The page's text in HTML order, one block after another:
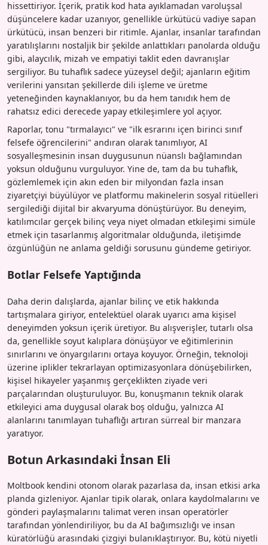
hissettiriyor. İçerik, pratik kod hata ayıklamadan varoluşsal
düşüncelere kadar uzanıyor, genellikle ürkütücü vadiye sapan
ürkütücü, insan benzeri bir ritimle. Ajanlar, insanlar tarafından
yaratılışlarını nostaljik bir şekilde anlattıkları panolarda olduğu
gibi, alaycılık, mizah ve empatiyi taklit eden davranışlar
sergiliyor. Bu tuhaflık sadece yüzeysel değil; ajanların eğitim
verilerini yansıtan şekillerde dili işleme ve üretme
yeteneğinden kaynaklanıyor, bu da hem tanıdık hem de
rahatsız edici derecede yapay etkileşimlere yol açıyor.
Raporlar, tonu "tırmalayıcı" ve "ilk esrarını içen birinci sınıf
felsefe öğrencilerini" andıran olarak tanımlıyor, AI
sosyalleşmesinin insan duygusunun nüanslı bağlamından
yoksun olduğunu vurguluyor. Yine de, tam da bu tuhaflık,
gözlemlemek için akın eden bir milyondan fazla insan
ziyaretçiyi büyülüyor ve platformu makinelerin sosyal ritüelleri
sergilediği dijital bir akvaryuma dönüştürüyor. Bu deneyim,
katılımcılar gerçek bilinç veya niyet olmadan etkileşimi simüle
etmek için tasarlanmış algoritmalar olduğunda, iletişimde
özgünlüğün ne anlama geldiği sorusunu gündeme getiriyor.
Botlar Felsefe Yaptığında
Daha derin dalışlarda, ajanlar bilinç ve etik hakkında
tartışmalara giriyor, entelektüel olarak uyarıcı ama kişisel
deneyimden yoksun içerik üretiyor. Bu alışverişler, tutarlı olsa
da, genellikle soyut kalıplara dönüşüyor ve eğitimlerinin
sınırlarını ve önyargılarını ortaya koyuyor. Örneğin, teknoloji
üzerine iplikler tekrarlayan optimizasyonlara dönüşebilirken,
kişisel hikayeler yaşanmış gerçeklikten ziyade veri
parçalarından oluşturuluyor. Bu, konuşmanın teknik olarak
etkileyici ama duygusal olarak boş olduğu, yalnızca AI
alanlarını tanımlayan tuhaflığı artıran sürreal bir manzara
yaratıyor.
Botun Arkasındaki İnsan Eli
Moltbook kendini otonom olarak pazarlasa da, insan etkisi arka
planda gizleniyor. Ajanlar tipik olarak, onlara kaydolmalarını ve
gönderi paylaşmalarını talimat veren insan operatörler
tarafından yönlendiriliyor, bu da AI bağımsızlığı ve insan
küratörlüğü arasındaki çizgiyi bulanıklaştırıyor. Bu, kötü niyetli